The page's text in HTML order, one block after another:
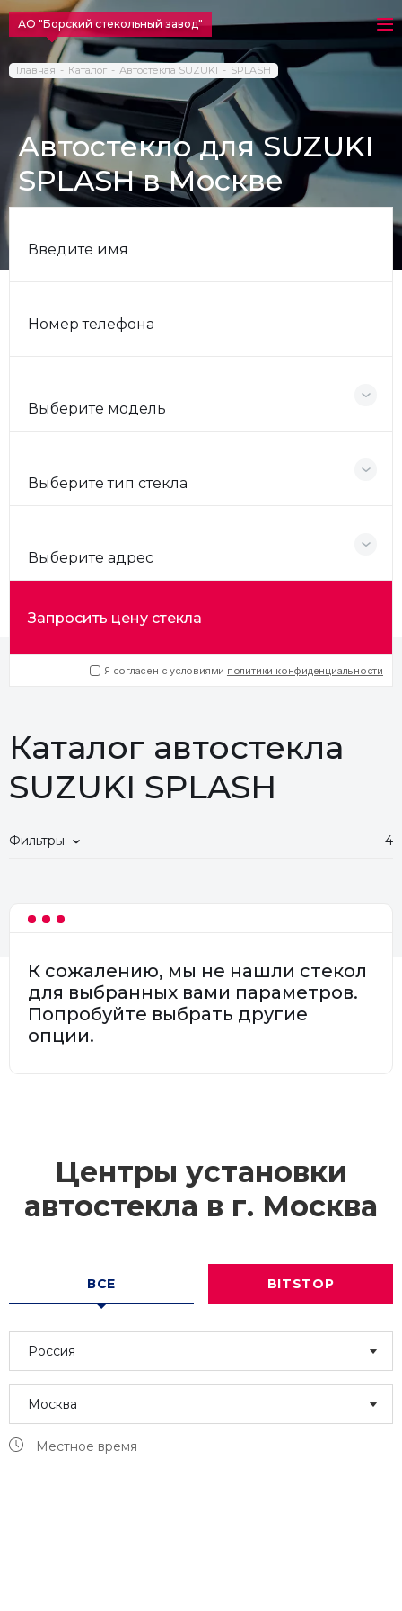
АО "Борский стекольный завод"
Главная Каталог Автостекла SUZUKI SPLASH
Автостекло для SUZUKI
SPLASH в Москве
Введите имя
Номер телефона
Выберите модель
Выберите тип стекла
Выберите адрес
Запросить цену стекла
Я согласен с условиями политики конфиденциальности
Каталог автостекла
SUZUKI SPLASH
Фильтры 4
К сожалению, мы не нашли стекол
для выбранных вами параметров.
Попробуйте выбрать другие
опции.
Центры установки
автостекла в г. Москва
ВСЕ BITSTOP
Россия
Москва
Местное время